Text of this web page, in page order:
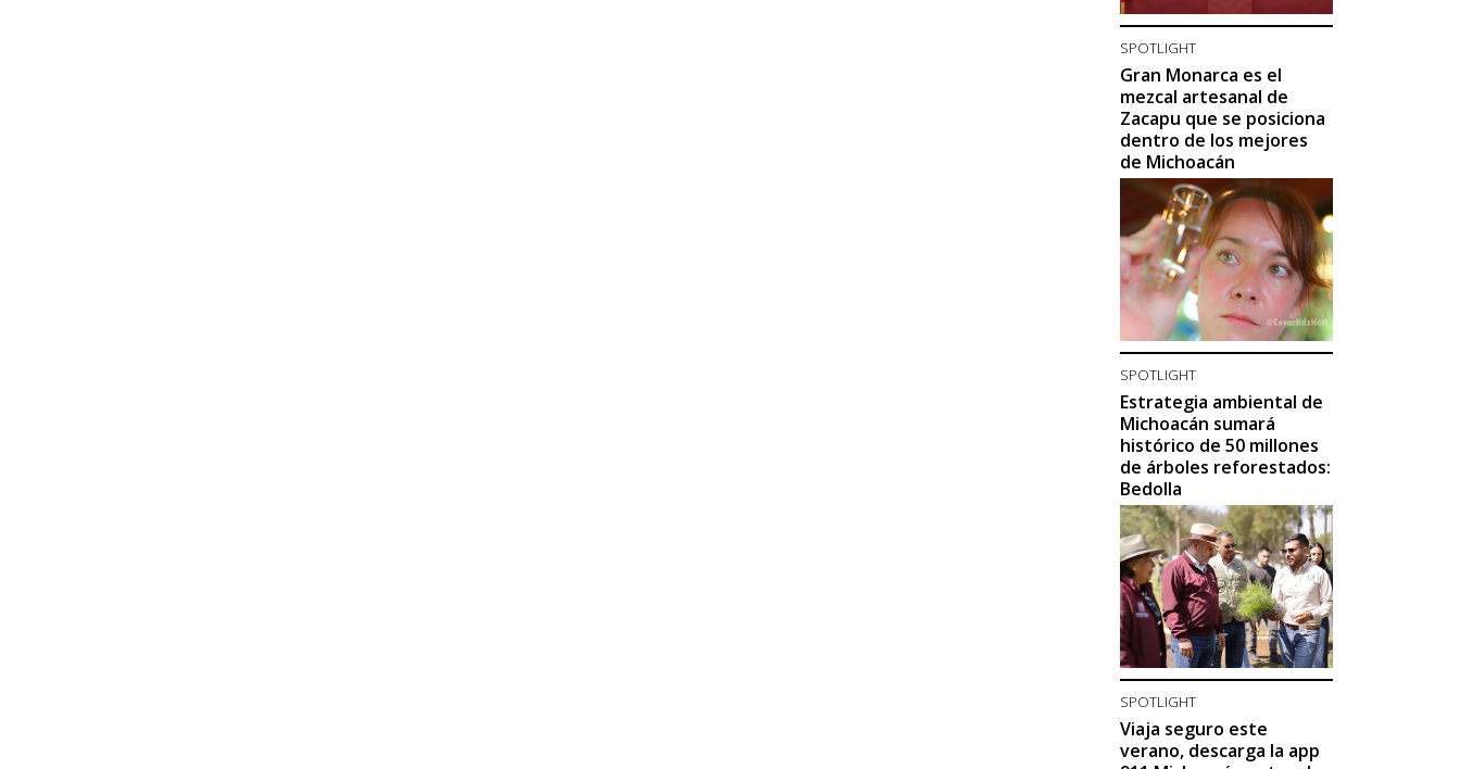
SPOTLIGHT
Gran Monarca es el
mezcal artesanal de
Zacapu que se posiciona
dentro de los mejores
de Michoacán
SPOTLIGHT
Estrategia ambiental de
Michoacán sumará
histórico de 50 millones
de árboles reforestados:
Bedolla
SPOTLIGHT
Viaja seguro este
verano, descarga la app